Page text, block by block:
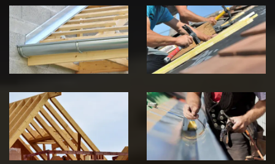
Pose de
Chéneau 39
Jura
Réparation de
toiture 39
Jura
Traitement de
charpente 39
Jura
Travaux de
zinguerie 39
Jura